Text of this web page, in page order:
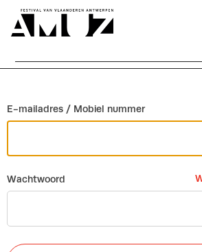
E-mailadres / Mobiel nummer
Wachtwoord